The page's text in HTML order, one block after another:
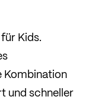
Kids.
und schneller